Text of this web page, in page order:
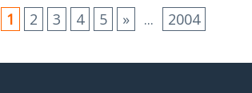
1
2 3 4 5 » ... 2004